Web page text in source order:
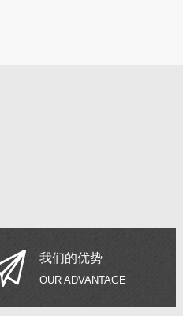
我们的优势
OUR ADVANTAGE